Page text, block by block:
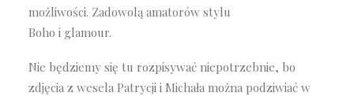
możliwości. Zadowolą amatorów stylu
Boho i glamour.
Nie będziemy się tu rozpisywać niepotrzebnie, bo
zdjęcia z wesela Patrycji i Michała można podziwiać w